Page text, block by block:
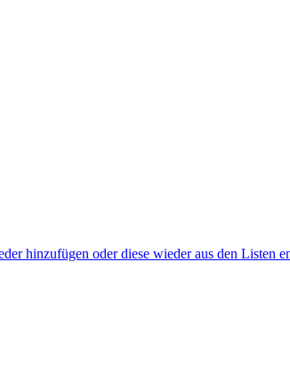
hinzufügen oder diese wieder aus den Listen